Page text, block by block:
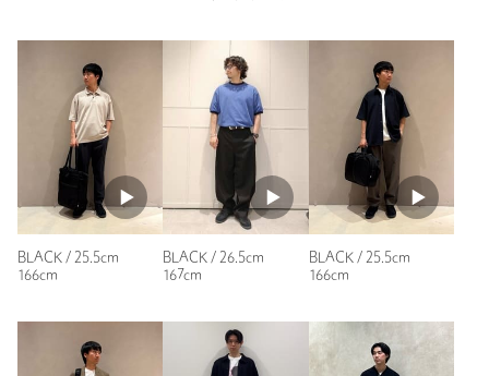
注文キャンセル
対象商品 返品等について
対象外商品 裾上げについて
カテゴリー シューズ | スニーカー / スリッポン
サイズ
25.5cm 26cm 26.5cm 27cm 27.5cm 28cm 28.5cm
29cm
洗濯表示について
177cm
普段の着用サイズ：
27.5cm
参考になった
※レビューは、個人の主観による感想・体感によるもので、商品の効果や性
もっと見る
BLACK / 25.5cm
166cm
BLACK / 26.5cm
167cm
BLACK / 25.5cm
166cm